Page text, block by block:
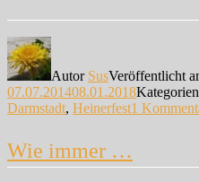
Autor SusVeröffentlicht
07.07.201408.01.2018Kategorien
Darmstadt, Heinerfest1
Wie immer …